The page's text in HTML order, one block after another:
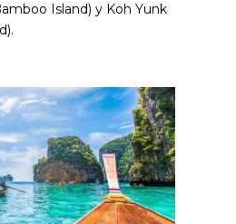
Island) y Koh Yunk